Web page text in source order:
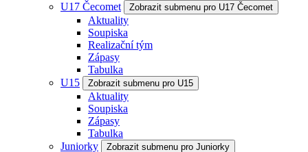
U17 Čecomet
Zobrazit submenu pro U17 Čecomet
Aktuality
Soupiska
Realizační tým
Zápasy
Tabulka
U15
Zobrazit submenu pro U15
Aktuality
Soupiska
Zápasy
Tabulka
Juniorky
Zobrazit submenu pro Juniorky